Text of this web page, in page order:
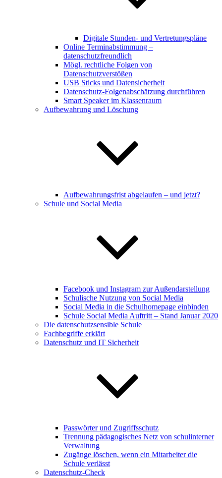
Digitale Stunden- und Vertretungspläne
Online Terminabstimmung –
datenschutzfreundlich
Mögl. rechtliche Folgen von
Datenschutzverstößen
USB Sticks und Datensicherheit
Datenschutz-Folgenabschätzung durchführen
Smart Speaker im Klassenraum
Aufbewahrung und Löschung
Aufbewahrungsfrist abgelaufen – und jetzt?
Schule und Social Media
Facebook und Instagram zur Außendarstellung
Schulische Nutzung von Social Media
Social Media in die Schulhomepage einbinden
Schule Social Media Auftritt – Stand Januar 2020
Die datenschutzsensible Schule
Fachbegriffe erklärt
Datenschutz und IT Sicherheit
Passwörter und Zugriffsschutz
Trennung pädagogisches Netz von schulinterner
Verwaltung
Zugänge löschen, wenn ein Mitarbeiter die
Schule verlässt
Datenschutz-Check